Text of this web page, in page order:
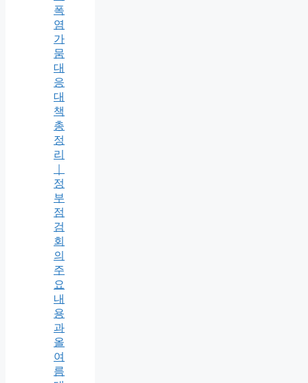
폭
염
가
뭄
대
응
대
책
총
정
리
정
부
점
검
회
의
주
요
내
용
과
올
여
름